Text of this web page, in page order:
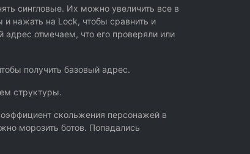
сингловые. Их можно увеличить все в
и нажать на Lock, чтобы сравнить и
отмечаем, что его проверяли или
получить базовый адрес.
структуры.
скольжения персонажей в
морозить ботов. Попадались